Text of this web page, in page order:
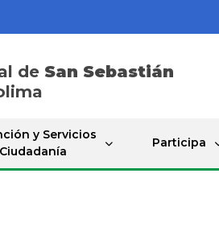
de San Sebastián
y Servicios
Participa